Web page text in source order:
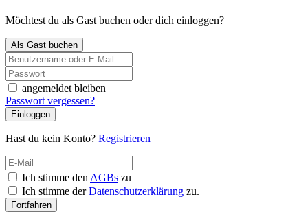
Möchtest du als Gast buchen oder dich einloggen?
Als Gast buchen
angemeldet bleiben
Passwort vergessen?
Einloggen
Hast du kein Konto? Registrieren
Ich stimme den AGBs zu
Ich stimme derDatenschutzerklärung zu.
Fortfahren